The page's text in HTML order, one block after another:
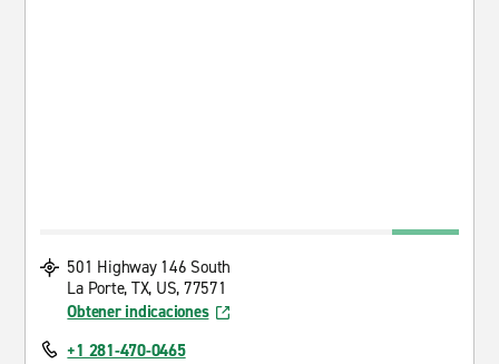
501 Highway 146 South
La Porte, TX, US, 77571
Obtener indicaciones
+1 281-470-0465